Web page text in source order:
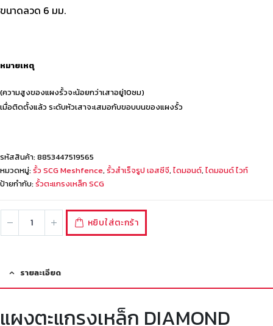
ขนาดลวด 6 มม.
หมายเหตุ
(ความสูงของแผงรั้วจะน้อยกว่าเสาอยู่10ซม)
เมื่อติดตั้งแล้ว ระดับหัวเสาจะเสมอกับขอบบนของแผงรั้ว
รหัสสินค้า:8853447519565
หมวดหมู่:รั้ว SCG Meshfence, รั้วสำเร็จรูป เอสซีจี, ไดมอนด์, ไดมอนด์ ไวท์
ป้ายกำกับ:รั้วตะแกรงเหล็ก SCG
หยิบใส่ตะกร้า
รายละเอียด
แผงตะแกรงเหล็ก DIAMOND